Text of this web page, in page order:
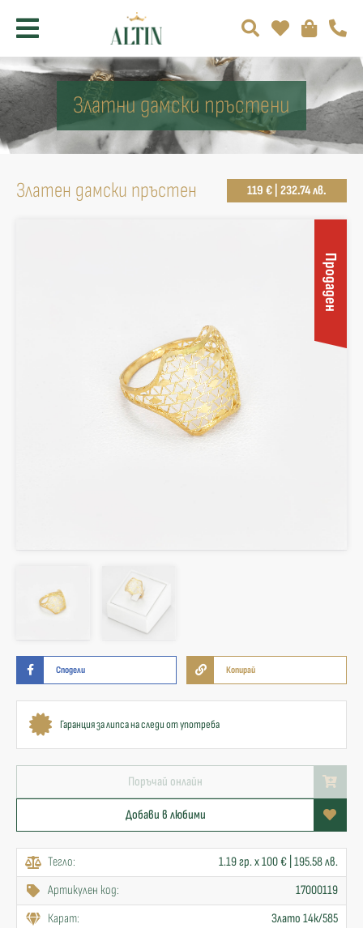
Златни дамски пръстени
Златен дамски пръстен 119 € | 232.74 лв.
Продаден
Сподели Копирай
Гаранция за липса на следи от употреба
Поръчай онлайн
Добави в любими
Тегло:
1.19 гр. x 100 € | 195.58 лв.
Артикулен код:
17000119
Карат:
Злато 14к/585